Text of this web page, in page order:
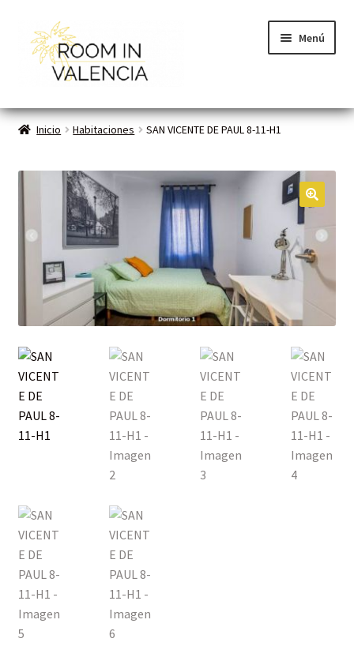
Menú
Inicio
Cómo funciona
Contacto
Planes VLC
Mi cuenta
Inicio Habitaciones SAN VICENTE DE PAUL 8-11-H1